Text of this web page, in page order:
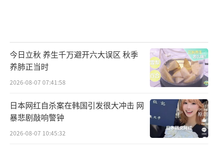
看望，时间久了，很多邻居会主动告诉她老人
的生活情况。随着邻里互动的增多，杨建媛又
开始在村里组织公益活动，互相帮忙、一起玩
耍……到今天，站在沙龙上的杨建媛经过担任
同辈督导员，协助长益基金会开设新的项目
点；学习专业知识，参与活动方案设计、财务
报销等；培训30名助老员在本村为老人开展服
今日立秋 养生千万避开六大误区 秋季
养肺正当时
2026-08-07 07:41:58
日本网红自杀案在韩国引发很大冲击 网
暴悲剧敲响警钟
2026-08-07 10:45:32